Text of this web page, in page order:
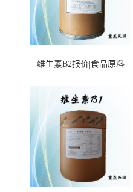
维生素B2报价|食品原料